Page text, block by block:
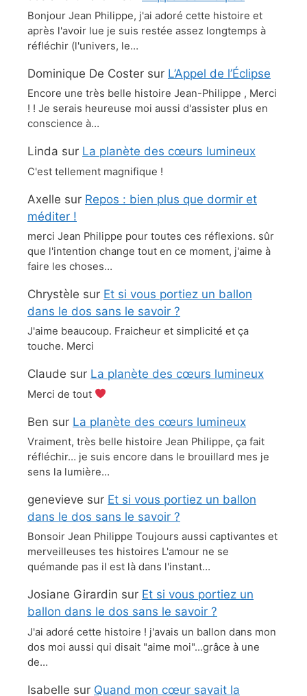
Bonjour Jean Philippe, j'ai adoré cette histoire et
après l'avoir lue je suis restée assez longtemps à
réfléchir (l'univers, le…
Dominique De Coster sur L’Appel de l’Éclipse
Encore une très belle histoire Jean-Philippe , Merci
! ! Je serais heureuse moi aussi d'assister plus en
conscience à…
Linda sur La planète des cœurs lumineux
C'est tellement magnifique !
Axelle sur Repos : bien plus que dormir et
méditer !
merci Jean Philippe pour toutes ces réflexions. sûr
que l'intention change tout en ce moment, j'aime à
faire les choses…
Chrystèle sur Et si vous portiez un ballon
dans le dos sans le savoir ?
J'aime beaucoup. Fraicheur et simplicité et ça
touche. Merci
Claude sur La planète des cœurs lumineux
Merci de tout
Ben sur La planète des cœurs lumineux
Vraiment, très belle histoire Jean Philippe, ça fait
réfléchir… je suis encore dans le brouillard mes je
sens la lumière…
genevieve sur Et si vous portiez un ballon
dans le dos sans le savoir ?
Bonsoir Jean Philippe Toujours aussi captivantes et
merveilleuses tes histoires L'amour ne se
quémande pas il est là dans l'instant…
Josiane Girardin sur Et si vous portiez un
ballon dans le dos sans le savoir ?
J'ai adoré cette histoire ! j'avais un ballon dans mon
dos moi aussi qui disait "aime moi"...grâce à une
de…
Isabelle sur Quand mon cœur savait la